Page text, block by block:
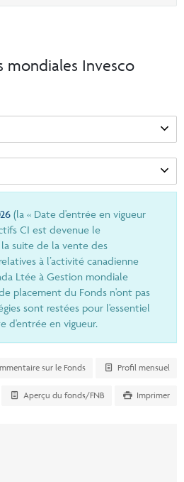
UFC
et formulaires
en ligne de matériel de marketing CI
distincts
option
mondiales Invesco
(la « Date d'entrée en vigueur
CI est devenue le
suite de la vente des
à l’activité canadienne
Ltée à Gestion mondiale
placement du Fonds n'ont pas
sont restées pour l'essentiel
d'entrée en vigueur.
sur le Fonds Profil mensuel
Aperçu du fonds/FNB Imprimer